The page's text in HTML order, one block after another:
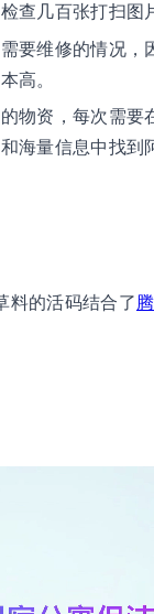
查几百张打扫图
要维修的情况
高。
物资，每次需
海量信息中找到
料的活码结合了